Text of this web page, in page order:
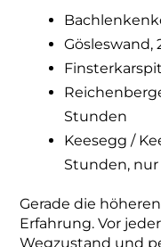
Gösleswand,
Stunden
Keesegg /
Stunden,
Gerade die
Erfahrung. Vor
Wegzustand und